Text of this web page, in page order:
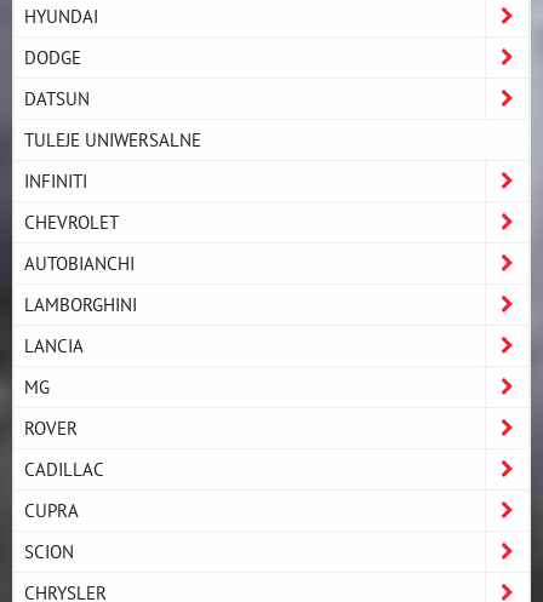
HYUNDAI
DODGE
DATSUN
TULEJE UNIWERSALNE
INFINITI
CHEVROLET
AUTOBIANCHI
LAMBORGHINI
LANCIA
MG
ROVER
CADILLAC
CUPRA
SCION
CHRYSLER